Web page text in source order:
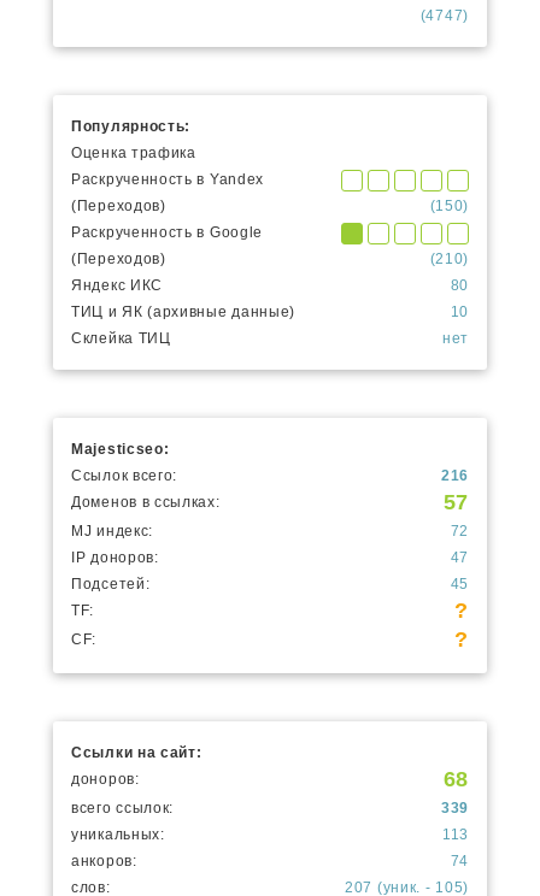
(4747)
Популярность:
Оценка трафика
Раскрученность в Yandex
(Переходов)
(150)
Раскрученность в Google
(Переходов)
(210)
Яндекс ИКС
80
ТИЦ и ЯК (архивные данные)
10
Склейка ТИЦ
нет
Majesticseo:
Ссылок всего:
216
Доменов в ссылках:
57
MJ индекс:
72
IP доноров:
47
Подсетей:
45
TF:
?
CF: ?
Ссылки на сайт:
доноров:
68
всего ссылок:
339
уникальных:
113
анкоров:
74
слов:
207 (уник. - 105)